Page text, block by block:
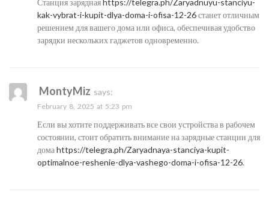
Станция зарядная https://telegra.ph/Zaryadnuyu-stanciyu-
kak-vybrat-i-kupit-dlya-doma-i-ofisa-12-26станет отличным
решением для вашего дома или офиса, обеспечивая удобство
зарядки нескольких гаджетов одновременно.
MontyMiz says:
February 8, 2025 at 5:23 pm
Если вы хотите поддерживать все свои устройства в рабочем
состоянии, стоит обратить внимание на зарядные станции для
домаhttps://telegra.ph/Zaryadnaya-stanciya-kupit-
optimalnoe-reshenie-dlya-vashego-doma-i-ofisa-12-26.